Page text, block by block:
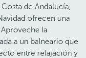
de Andalucía,
ofrecen una
la
a un balneario que
entre relajación y